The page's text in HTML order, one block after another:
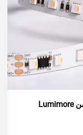
لماذا يجب اختيار شرائح الإضاءة LED من Lumimore